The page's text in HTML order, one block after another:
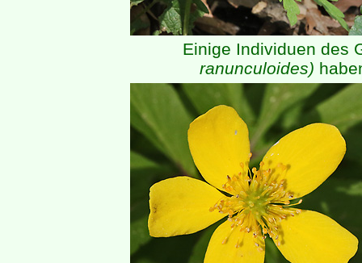
Einige Individuen des
ranunculoides)